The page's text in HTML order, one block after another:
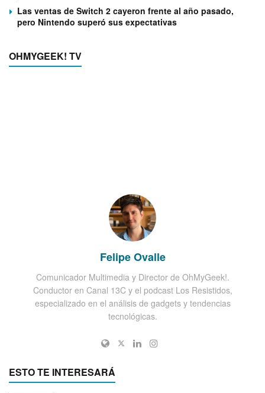
Las ventas de Switch 2 cayeron frente al año pasado,
pero Nintendo superó sus expectativas
OHMYGEEK! TV
Felipe Ovalle
Comunicador Multimedia y Director de OhMyGeek!.
Conductor en Canal 13C y el podcast Los Resistidos,
especializado en el análisis de gadgets y tendencias
tecnológicas.
ESTO TE INTERESARÁ